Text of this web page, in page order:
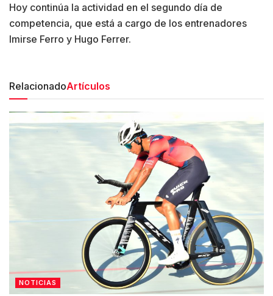
Hoy continúa la actividad en el segundo día de
competencia, que está a cargo de los entrenadores
Imirse Ferro y Hugo Ferrer.
RelacionadoArtículos
NOTICIAS